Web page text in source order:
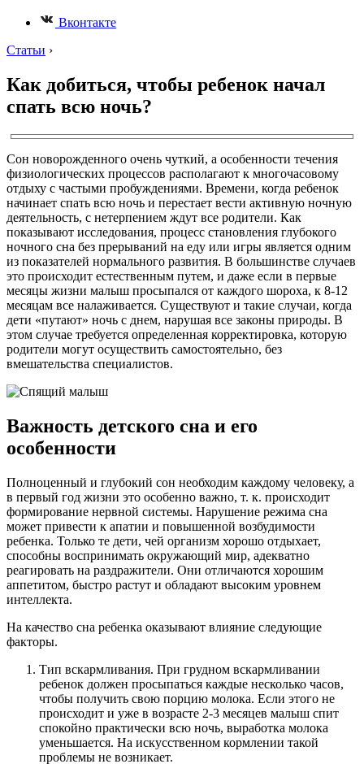
Вконтакте
Статьи ›
Как добиться, чтобы ребенок начал
спать всю ночь?
Сон новорожденного очень чуткий, а особенности течения
физиологических процессов располагают к многочасовому
отдыху с частыми пробуждениями. Времени, когда ребенок
начинает спать всю ночь и перестает вести активную ночную
деятельность, с нетерпением ждут все родители. Как
показывают исследования, процесс становления глубокого
ночного сна без прерываний на еду или игры является одним
из показателей нормального развития. В большинстве случаев
это происходит естественным путем, и даже если в первые
месяцы жизни малыш просыпался от каждого шороха, к 8-12
месяцам все налаживается. Существуют и такие случаи, когда
дети «путают» ночь с днем, нарушая все законы природы. В
этом случае требуется определенная корректировка, которую
родители могут осуществить самостоятельно, без
вмешательства специалистов.
Важность детского сна и его
особенности
Полноценный и глубокий сон необходим каждому человеку, а
в первый год жизни это особенно важно, т. к. происходит
формирование нервной системы. Нарушение режима сна
может привести к апатии и повышенной возбудимости
ребенка. Только те дети, чей организм хорошо отдыхает,
способны воспринимать окружающий мир, адекватно
реагировать на раздражители. Они отличаются хорошим
аппетитом, быстро растут и обладают высоким уровнем
интеллекта.
На качество сна ребенка оказывают влияние следующие
факторы.
Тип вскармливания. При грудном вскармливании
ребенок должен просыпаться каждые несколько часов,
чтобы получить свою порцию молока. Если этого не
происходит и уже в возрасте 2-3 месяцев малыш спит
спокойно практически всю ночь, выработка молока
уменьшается. На искусственном кормлении такой
проблемы не возникает.